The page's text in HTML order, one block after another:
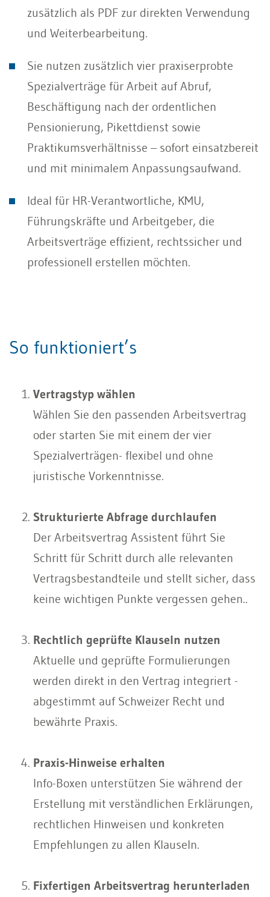
zusätzlich als PDF zur direkten Verwendung
und Weiterbearbeitung.
Sie nutzen zusätzlich vier praxiserprobte
Spezialverträge für Arbeit auf Abruf,
Beschäftigung nach der ordentlichen
Pensionierung, Pikettdienst sowie
Praktikumsverhältnisse – sofort einsatzbereit
und mit minimalem Anpassungsaufwand.
Ideal für HR-Verantwortliche, KMU,
Führungskräfte und Arbeitgeber, die
Arbeitsverträge effizient, rechtssicher und
professionell erstellen möchten.
So funktioniert’s
Vertragstyp wählen
Wählen Sie den passenden Arbeitsvertrag
oder starten Sie mit einem der vier
Spezialverträgen- flexibel und ohne
juristische Vorkenntnisse.
Strukturierte Abfrage durchlaufen
Der Arbeitsvertrag Assistent führt Sie
Schritt für Schritt durch alle relevanten
Vertragsbestandteile und stellt sicher, dass
keine wichtigen Punkte vergessen gehen..
Rechtlich geprüfte Klauseln nutzen
Aktuelle und geprüfte Formulierungen
werden direkt in den Vertrag integriert -
abgestimmt auf Schweizer Recht und
bewährte Praxis.
Praxis-Hinweise erhalten
Info-Boxen unterstützen Sie während der
Erstellung mit verständlichen Erklärungen,
rechtlichen Hinweisen und konkreten
Empfehlungen zu allen Klauseln.
Fixfertigen Arbeitsvertrag herunterladen